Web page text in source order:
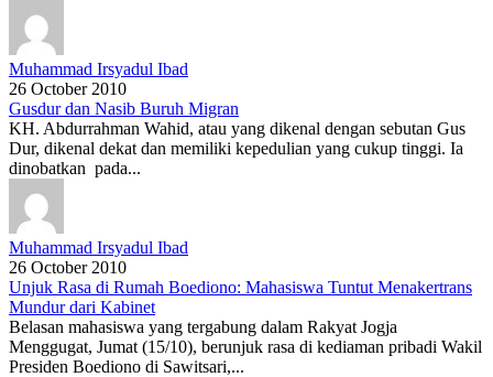
Muhammad Irsyadul Ibad
26 October 2010
Gusdur dan Nasib Buruh Migran
KH. Abdurrahman Wahid, atau yang dikenal dengan sebutan Gus
Dur, dikenal dekat dan memiliki kepedulian yang cukup tinggi. Ia
dinobatkan pada...
Muhammad Irsyadul Ibad
26 October 2010
Unjuk Rasa di Rumah Boediono: Mahasiswa Tuntut Menakertrans
Mundur dari Kabinet
Belasan mahasiswa yang tergabung dalam Rakyat Jogja
Menggugat, Jumat (15/10), berunjuk rasa di kediaman pribadi Wakil
Presiden Boediono di Sawitsari,...